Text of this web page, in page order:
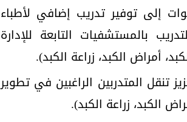
إلى توفير تدريب إضافي لأطباء
بالمستشفيات التابعة للإدارة
أمراض الكبد، زراعة الكبد).
تنقل المتدربين الراغبين في تطوير
الكبد، زراعة الكبد).